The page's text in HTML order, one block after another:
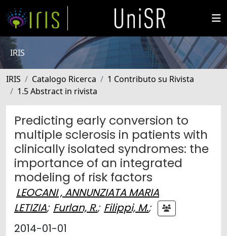
IRIS
IRIS Catalogo Ricerca
1 Contributo su Rivista
1.5 Abstract in rivista
Predicting early conversion to
multiple sclerosis in patients with
clinically isolated syndromes: the
importance of an integrated
modeling of risk factors
LEOCANI , ANNUNZIATA MARIA
LETIZIA; Furlan, R.; Filippi, M.;
2014-01-01